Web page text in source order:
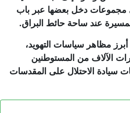
مجموعات دخل بعضها عبر باب
عند ساحة حائط البراق.
مظاهر سياسات التهويد،
الآلاف من المستوطنين
سيادة الاحتلال على المقدسات